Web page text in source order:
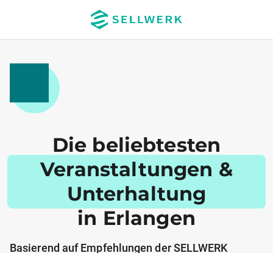
Die beliebtesten
Veranstaltungen &
Unterhaltung
in Erlangen
Basierend auf Empfehlungen der SELLWERK